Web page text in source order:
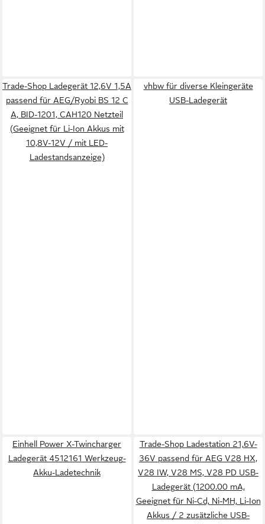
Trade-Shop Ladegerät 12,6V 1,5A
passend für AEG/Ryobi BS 12 C
A, BID-1201, CAH120 Netzteil
(Geeignet für Li-Ion Akkus mit
10,8V-12V / mit LED-
Ladestandsanzeige)
vhbw für diverse Kleingeräte
USB-Ladegerät
Einhell Power X-Twincharger
Ladegerät 4512161 Werkzeug-
Akku-Ladetechnik
Trade-Shop Ladestation 21,6V-
36V passend für AEG V28 HX,
V28 IW, V28 MS, V28 PD USB-
Ladegerät (1200.00 mA,
Geeignet für Ni-Cd, Ni-MH, Li-Ion
Akkus / 2 zusätzliche USB-